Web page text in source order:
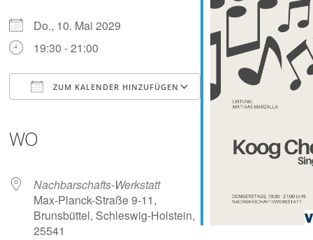
zum
Basteln,
Tüfteln,
Digitalisieren
Do., 10. Mai 2029
19:30 - 21:00
ZUM KALENDER HINZUFÜGEN
Outlook Live
WO
Nachbarschafts-Werkstatt
Max-Planck-Straße 9-11,
Brunsbüttel, Schleswig-Holstein,
25541